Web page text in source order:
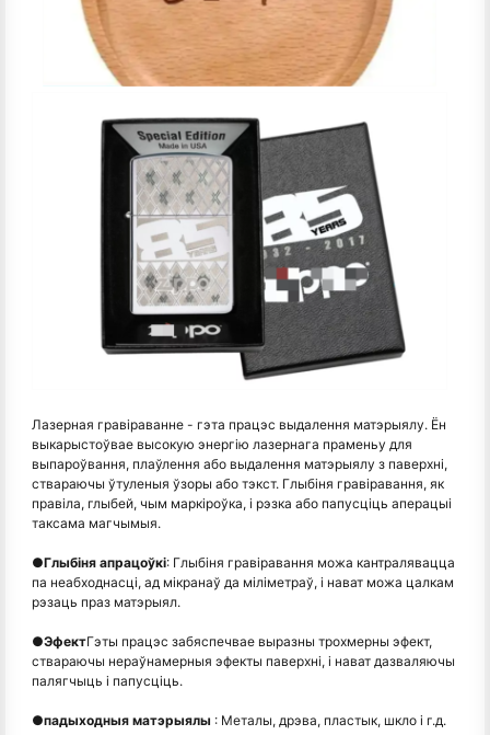
Лазерная гравіраванне - гэта працэс выдалення матэрыялу. Ён
выкарыстоўвае высокую энергію лазернага праменьу для
выпароўвання, плаўлення або выдалення матэрыялу з паверхні,
ствараючы ўтуленыя ўзоры або тэкст. Глыбіня гравіравання, як
правіла, глыбей, чым маркіроўка, і рэзка або папусціць аперацыі
таксама магчымыя.
●Глыбіня апрацоўкі: Глыбіня гравіравання можа кантралявацца
па неабходнасці, ад мікранаў да міліметраў, і нават можа цалкам
рэзаць праз матэрыял.
●ЭфектГэты працэс забяспечвае выразны трохмерны эфект,
ствараючы нераўнамерныя эфекты паверхні, і нават дазваляючы
палягчыць і папусціць.
●падыходныя матэрыялы : Металы, дрэва, пластык, шкло і г.д.